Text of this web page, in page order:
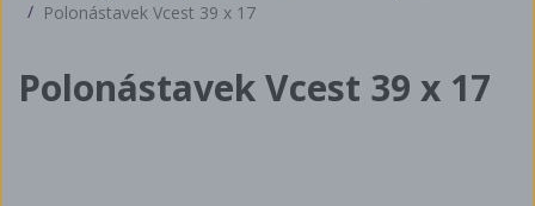
Polonástavek Vcest 39 x 17
Polonástavek Vcest 39 x 17